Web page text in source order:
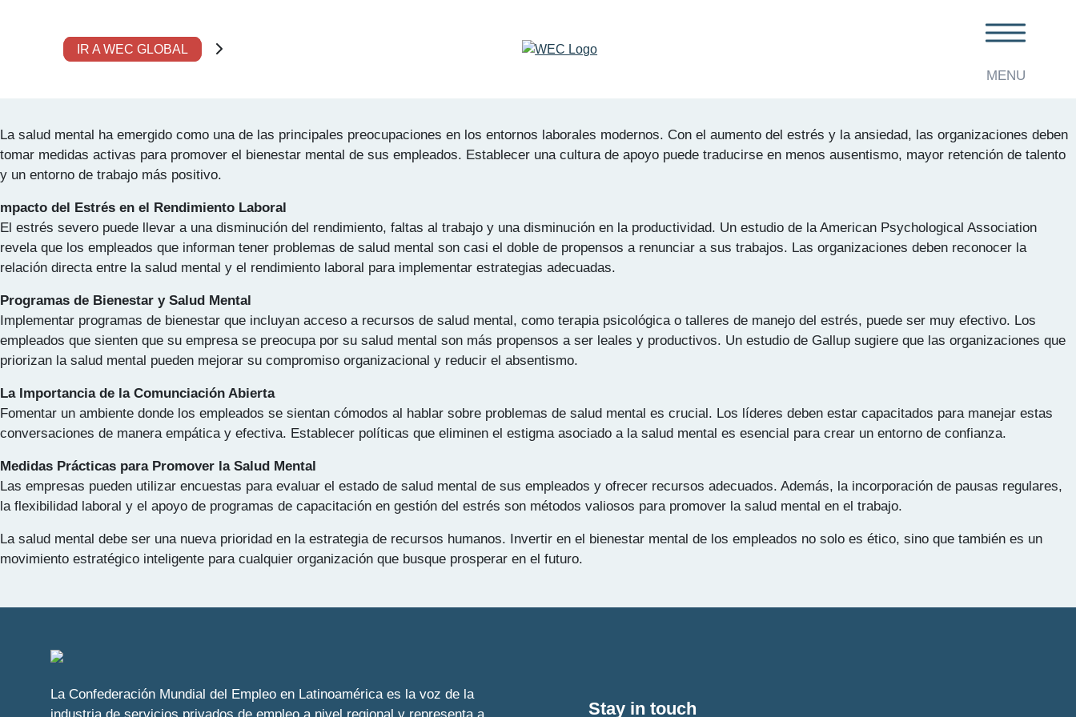
IR A WEC GLOBAL
MENU
Fiabilidad en la Salud Mental: La Nueva Prioridad en el Entorno Laboral
La salud mental ha emergido como una de las principales preocupaciones en los entornos laborales modernos. Con el aumento del estrés y la ansiedad, las organizaciones deben
tomar medidas activas para promover el bienestar mental de sus empleados. Establecer una cultura de apoyo puede traducirse en menos ausentismo, mayor retención de talento
y un entorno de trabajo más positivo.
mpacto del Estrés en el Rendimiento Laboral
El estrés severo puede llevar a una disminución del rendimiento, faltas al trabajo y una disminución en la productividad. Un estudio de la American Psychological Association
revela que los empleados que informan tener problemas de salud mental son casi el doble de propensos a renunciar a sus trabajos. Las organizaciones deben reconocer la
relación directa entre la salud mental y el rendimiento laboral para implementar estrategias adecuadas.
Programas de Bienestar y Salud Mental
Implementar programas de bienestar que incluyan acceso a recursos de salud mental, como terapia psicológica o talleres de manejo del estrés, puede ser muy efectivo. Los
empleados que sienten que su empresa se preocupa por su salud mental son más propensos a ser leales y productivos. Un estudio de Gallup sugiere que las organizaciones que
priorizan la salud mental pueden mejorar su compromiso organizacional y reducir el absentismo.
La Importancia de la Comunciación Abierta
Fomentar un ambiente donde los empleados se sientan cómodos al hablar sobre problemas de salud mental es crucial. Los líderes deben estar capacitados para manejar estas
conversaciones de manera empática y efectiva. Establecer políticas que eliminen el estigma asociado a la salud mental es esencial para crear un entorno de confianza.
Medidas Prácticas para Promover la Salud Mental
Las empresas pueden utilizar encuestas para evaluar el estado de salud mental de sus empleados y ofrecer recursos adecuados. Además, la incorporación de pausas regulares,
la flexibilidad laboral y el apoyo de programas de capacitación en gestión del estrés son métodos valiosos para promover la salud mental en el trabajo.
La salud mental debe ser una nueva prioridad en la estrategia de recursos humanos. Invertir en el bienestar mental de los empleados no solo es ético, sino que también es un
movimiento estratégico inteligente para cualquier organización que busque prosperar en el futuro.
La Confederación Mundial del Empleo en Latinoamérica es la voz de la
Stay in touch